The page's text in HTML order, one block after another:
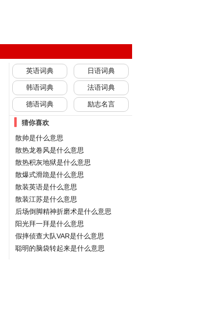
英语词典 日语词典
韩语词典 法语词典
德语词典 励志名言
猜你喜欢
散帅是什么意思
散热龙卷风是什么意思
散热积灰地狱是什么意思
散爆式滑跪是什么意思
散装英语是什么意思
散装江苏是什么意思
后场倒脚精神折磨术是什么意思
阳光拜一拜是什么意思
假摔侦查大队VAR是什么意思
聪明的脑袋转起来是什么意思